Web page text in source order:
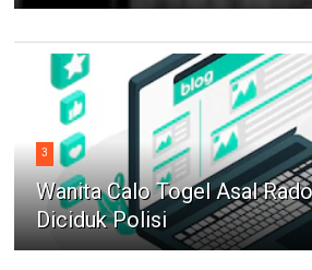
3
Wanita Calo Togel Asal
Diciduk Polisi